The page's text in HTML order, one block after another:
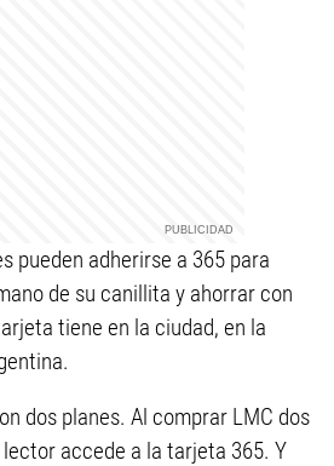
pueden adherirse a 365 para
de su canillita y ahorrar con
tiene en la ciudad, en la
dos planes. Al comprar LMC dos
accede a la tarjeta 365. Y